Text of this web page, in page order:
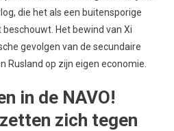
die het als een buitensporige
Het bewind van Xi
gevolgen van de secundaire
Rusland op zijn eigen economie.
in de NAVO!
zich tegen